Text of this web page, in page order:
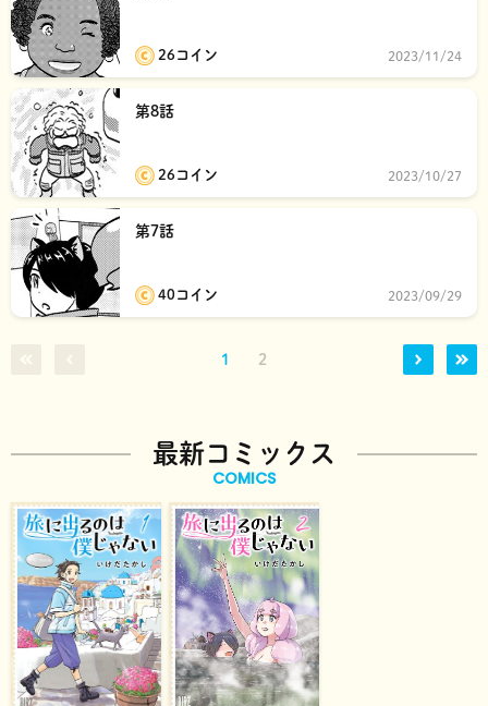
26コイン 2023/11/24
第8話
26コイン 2023/10/27
第7話
40コイン 2023/09/29
1 2
最新コミックス
COMICS